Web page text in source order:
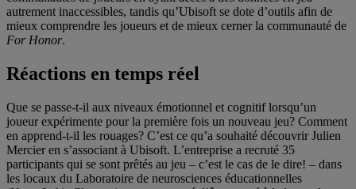
autrement inaccessibles, tandis qu’Ubisoft se dote d’outils afin de
mieux comprendre les joueurs et de mieux cerner la communauté de
For Honor.
Réactions en temps réel
Que se passe-t-il aux niveaux émotionnel et cognitif lorsqu’un
joueur expérimente pour la première fois un nouveau jeu? Comment
en apprend-t-il les rouages? C’est ce qu’a souhaité découvrir Julien
Mercier en s’associant à Ubisoft. L’entreprise a recruté 35
participants qui se sont prêtés au jeu – c’est le cas de le dire! – dans
les locaux du Laboratoire de neurosciences éducationnelles